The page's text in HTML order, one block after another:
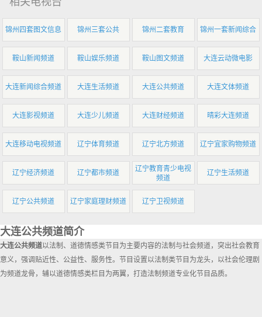
锦州四套图文信息 锦州三套公共 锦州二套教育 锦州一套新闻综合
鞍山新闻频道 鞍山娱乐频道 鞍山图文频道 大连云动微电影
大连新闻综合频道 大连生活频道 大连公共频道 大连文体频道
大连影视频道 大连少儿频道 大连财经频道 晴彩大连频道
大连移动电视频道 辽宁体育频道 辽宁北方频道 辽宁宜家购物频道
辽宁经济频道 辽宁都市频道
辽宁教育青少电视
频道
辽宁生活频道
辽宁公共频道 辽宁家庭理财频道 辽宁卫视频道
大连公共频道简介
大连公共频道以法制、道德情感类节目为主要内容的法制与社会频道，突出社会教育
意义，强调贴近性、公益性、服务性。节目设置以法制类节目为龙头，以社会伦理剧
为频道龙骨，辅以道德情感类栏目为两翼，打造法制频道专业化节目品质。